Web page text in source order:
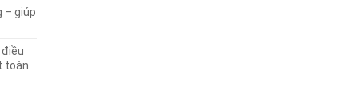
– giúp
toàn